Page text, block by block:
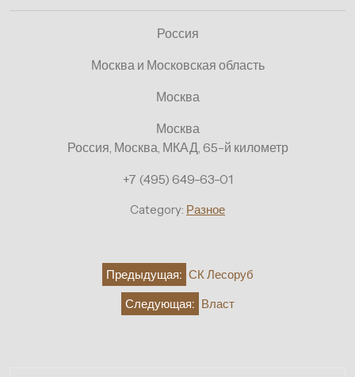
Россия
Москва и Московская область
Москва
Москва
Россия, Москва, МКАД, 65-й километр
+7 (495) 649-63-01
Category: Разное
НавигацияПредыдущая: СК Лесоруб
Следующая: Власт